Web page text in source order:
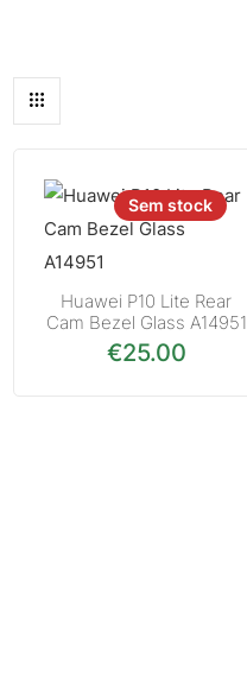
Sem stock
Huawei P10 Lite Rear
Cam Bezel Glass A14951
€25.00